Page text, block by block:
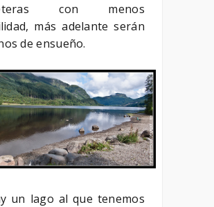
con menos
más adelante serán
de ensueño.
un lago al que tenemos